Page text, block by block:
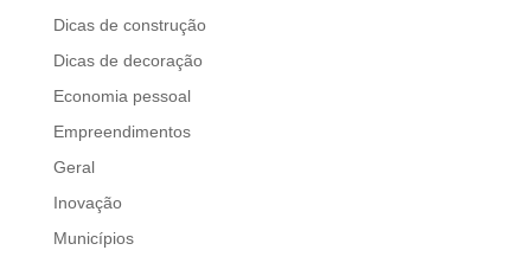
Dicas de construção
Dicas de decoração
Economia pessoal
Empreendimentos
Geral
Inovação
Municípios